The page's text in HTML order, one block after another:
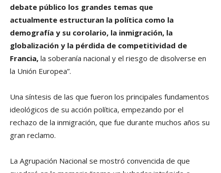
debate público los grandes temas que
actualmente estructuran la política como la
demografía y su corolario, la inmigración, la
globalización y la pérdida de competitividad de
Francia, la soberanía nacional y el riesgo de disolverse en
la Unión Europea”.
Una síntesis de las que fueron los principales fundamentos
ideológicos de su acción política, empezando por el
rechazo de la inmigración, que fue durante muchos años su
gran reclamo.
La Agrupación Nacional se mostró convencida de que